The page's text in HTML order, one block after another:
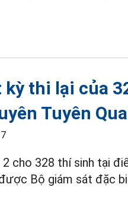
kỳ thi lại của
Tuyên
cho 328 thí sinh tại
Bộ giám sát đặc